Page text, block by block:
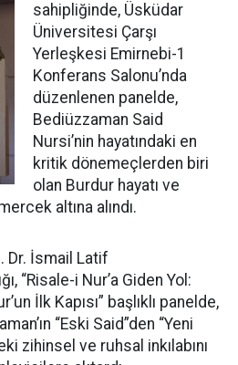
sahipliğinde, Üsküdar
Üniversitesi Çarşı
Yerleşkesi Emirnebi-1
Konferans Salonu’nda
düzenlenen panelde,
Bediüzzaman Said
Nursi’nin hayatındaki en
kritik dönemeçlerden biri
olan Burdur hayatı ve
altına alındı.
Dr. İsmail Latif
“Risale-i Nur’a Giden Yol:
İlk Kapısı” başlıklı panelde,
“Eski Said”den “Yeni
zihinsel ve ruhsal inkılabını